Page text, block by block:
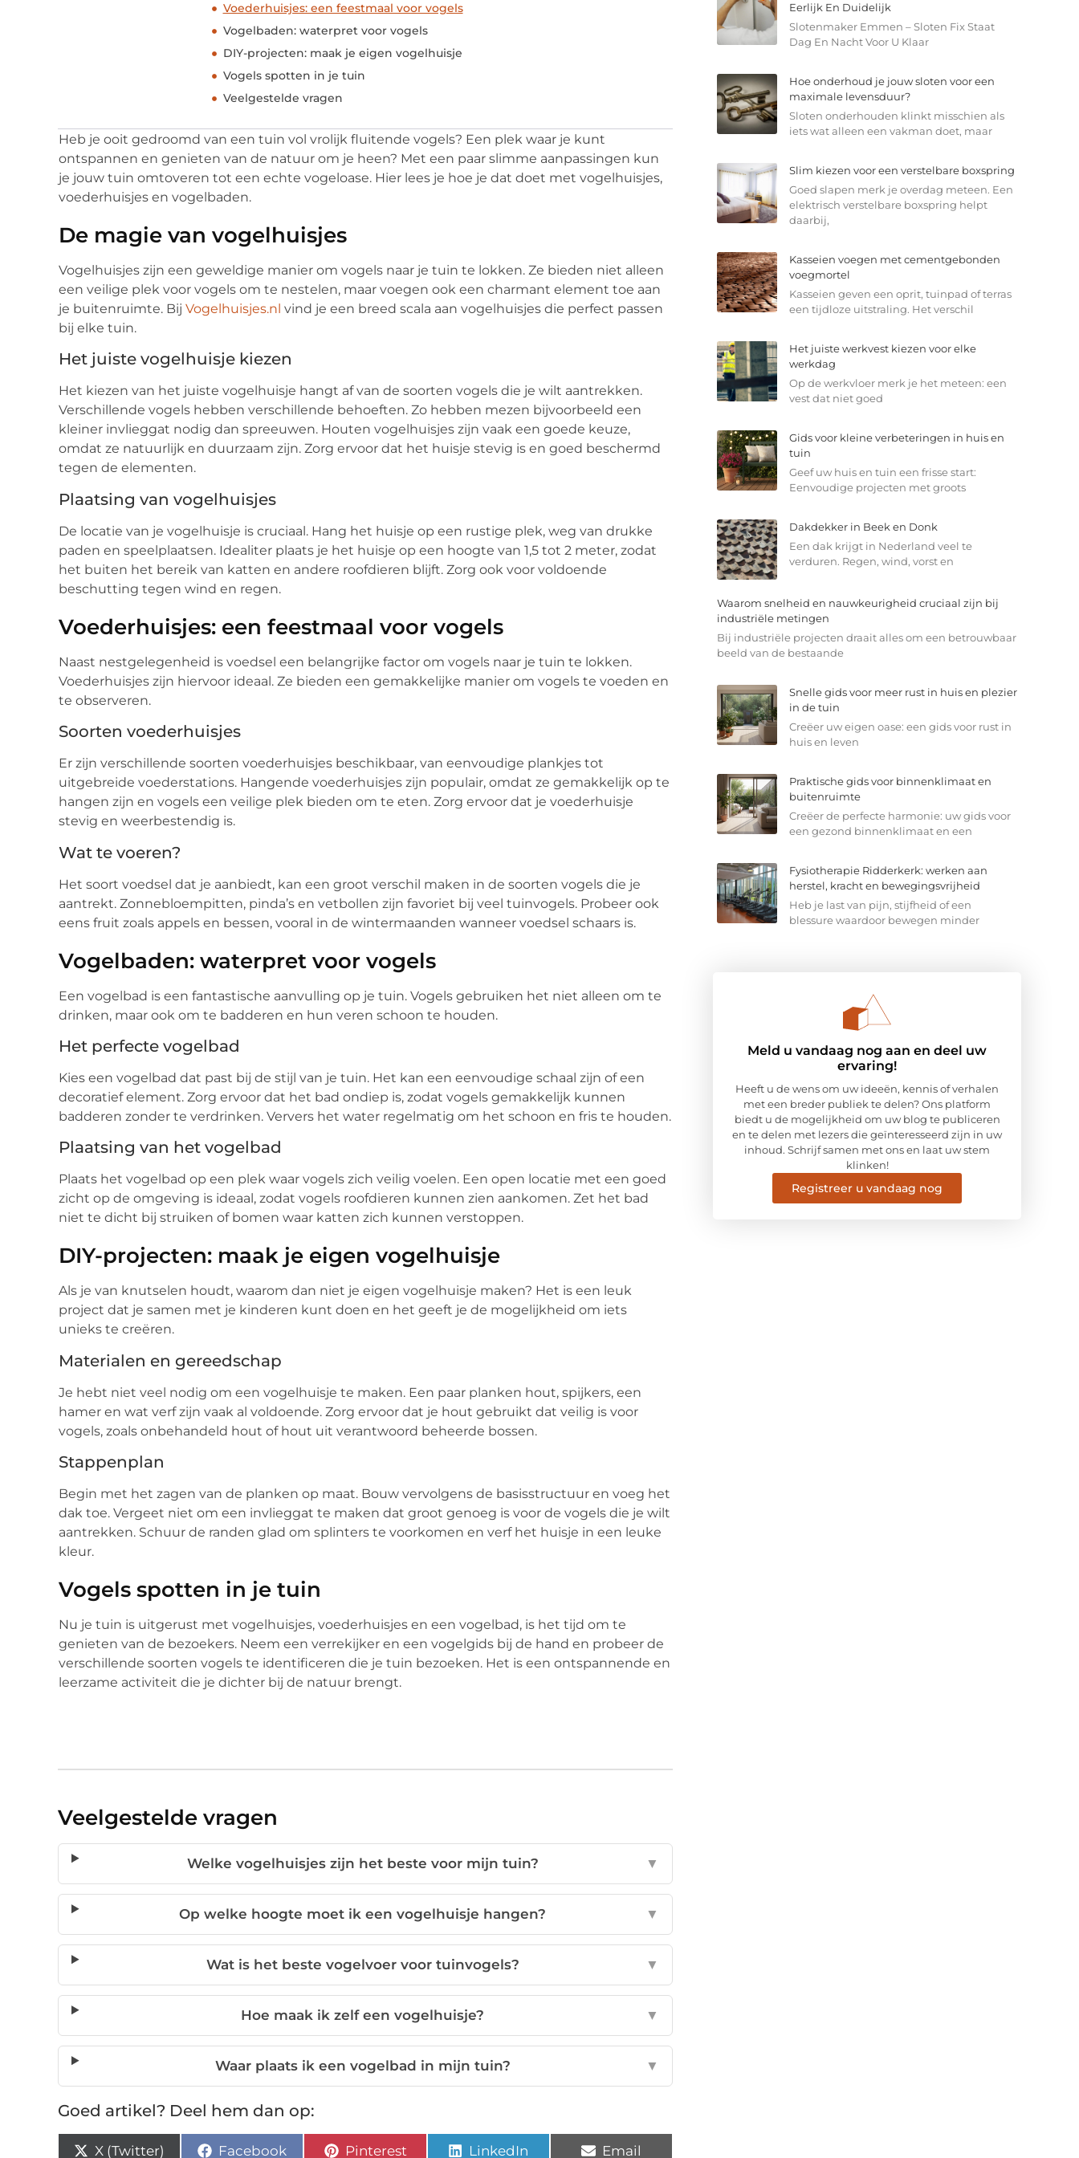
Voederhuisjes: een feestmaal voor vogels
Vogelbaden: waterpret voor vogels
DIY-projecten: maak je eigen vogelhuisje
Vogels spotten in je tuin
Veelgestelde vragen
Heb je ooit gedroomd van een tuin vol vrolijk fluitende vogels? Een plek waar je kunt
ontspannen en genieten van de natuur om je heen? Met een paar slimme aanpassingen kun
je jouw tuin omtoveren tot een echte vogeloase. Hier lees je hoe je dat doet met vogelhuisjes,
voederhuisjes en vogelbaden.
De magie van vogelhuisjes
Vogelhuisjes zijn een geweldige manier om vogels naar je tuin te lokken. Ze bieden niet alleen
een veilige plek voor vogels om te nestelen, maar voegen ook een charmant element toe aan
je buitenruimte. Bij Vogelhuisjes.nl vind je een breed scala aan vogelhuisjes die perfect passen
bij elke tuin.
Het juiste vogelhuisje kiezen
Het kiezen van het juiste vogelhuisje hangt af van de soorten vogels die je wilt aantrekken.
Verschillende vogels hebben verschillende behoeften. Zo hebben mezen bijvoorbeeld een
kleiner invlieggat nodig dan spreeuwen. Houten vogelhuisjes zijn vaak een goede keuze,
omdat ze natuurlijk en duurzaam zijn. Zorg ervoor dat het huisje stevig is en goed beschermd
tegen de elementen.
Plaatsing van vogelhuisjes
De locatie van je vogelhuisje is cruciaal. Hang het huisje op een rustige plek, weg van drukke
paden en speelplaatsen. Idealiter plaats je het huisje op een hoogte van 1,5 tot 2 meter, zodat
het buiten het bereik van katten en andere roofdieren blijft. Zorg ook voor voldoende
beschutting tegen wind en regen.
Voederhuisjes: een feestmaal voor vogels
Naast nestgelegenheid is voedsel een belangrijke factor om vogels naar je tuin te lokken.
Voederhuisjes zijn hiervoor ideaal. Ze bieden een gemakkelijke manier om vogels te voeden en
te observeren.
Soorten voederhuisjes
Er zijn verschillende soorten voederhuisjes beschikbaar, van eenvoudige plankjes tot
uitgebreide voederstations. Hangende voederhuisjes zijn populair, omdat ze gemakkelijk op te
hangen zijn en vogels een veilige plek bieden om te eten. Zorg ervoor dat je voederhuisje
stevig en weerbestendig is.
Wat te voeren?
Het soort voedsel dat je aanbiedt, kan een groot verschil maken in de soorten vogels die je
aantrekt. Zonnebloempitten, pinda’s en vetbollen zijn favoriet bij veel tuinvogels. Probeer ook
eens fruit zoals appels en bessen, vooral in de wintermaanden wanneer voedsel schaars is.
Vogelbaden: waterpret voor vogels
Een vogelbad is een fantastische aanvulling op je tuin. Vogels gebruiken het niet alleen om te
drinken, maar ook om te badderen en hun veren schoon te houden.
Het perfecte vogelbad
Kies een vogelbad dat past bij de stijl van je tuin. Het kan een eenvoudige schaal zijn of een
decoratief element. Zorg ervoor dat het bad ondiep is, zodat vogels gemakkelijk kunnen
badderen zonder te verdrinken. Ververs het water regelmatig om het schoon en fris te houden.
Plaatsing van het vogelbad
Plaats het vogelbad op een plek waar vogels zich veilig voelen. Een open locatie met een goed
zicht op de omgeving is ideaal, zodat vogels roofdieren kunnen zien aankomen. Zet het bad
niet te dicht bij struiken of bomen waar katten zich kunnen verstoppen.
DIY-projecten: maak je eigen vogelhuisje
Als je van knutselen houdt, waarom dan niet je eigen vogelhuisje maken? Het is een leuk
project dat je samen met je kinderen kunt doen en het geeft je de mogelijkheid om iets
unieks te creëren.
Materialen en gereedschap
Je hebt niet veel nodig om een vogelhuisje te maken. Een paar planken hout, spijkers, een
hamer en wat verf zijn vaak al voldoende. Zorg ervoor dat je hout gebruikt dat veilig is voor
vogels, zoals onbehandeld hout of hout uit verantwoord beheerde bossen.
Stappenplan
Begin met het zagen van de planken op maat. Bouw vervolgens de basisstructuur en voeg het
dak toe. Vergeet niet om een invlieggat te maken dat groot genoeg is voor de vogels die je wilt
aantrekken. Schuur de randen glad om splinters te voorkomen en verf het huisje in een leuke
kleur.
Vogels spotten in je tuin
Nu je tuin is uitgerust met vogelhuisjes, voederhuisjes en een vogelbad, is het tijd om te
genieten van de bezoekers. Neem een verrekijker en een vogelgids bij de hand en probeer de
verschillende soorten vogels te identificeren die je tuin bezoeken. Het is een ontspannende en
leerzame activiteit die je dichter bij de natuur brengt.
Veelgestelde vragen
Welke vogelhuisjes zijn het beste voor mijn tuin? ▼
Op welke hoogte moet ik een vogelhuisje hangen? ▼
Wat is het beste vogelvoer voor tuinvogels? ▼
Hoe maak ik zelf een vogelhuisje? ▼
Waar plaats ik een vogelbad in mijn tuin? ▼
Goed artikel? Deel hem dan op:
X (Twitter) Facebook Pinterest LinkedIn Email
Eerlijk En Duidelijk
Slotenmaker Emmen – Sloten Fix Staat
Dag En Nacht Voor U Klaar
Hoe onderhoud je jouw sloten voor een
maximale levensduur?
Sloten onderhouden klinkt misschien als
iets wat alleen een vakman doet, maar
Slim kiezen voor een verstelbare boxspring
Goed slapen merk je overdag meteen. Een
elektrisch verstelbare boxspring helpt
daarbij,
Kasseien voegen met cementgebonden
voegmortel
Kasseien geven een oprit, tuinpad of terras
een tijdloze uitstraling. Het verschil
Het juiste werkvest kiezen voor elke
werkdag
Op de werkvloer merk je het meteen: een
vest dat niet goed
Gids voor kleine verbeteringen in huis en
tuin
Geef uw huis en tuin een frisse start:
Eenvoudige projecten met groots
Dakdekker in Beek en Donk
Een dak krijgt in Nederland veel te
verduren. Regen, wind, vorst en
Waarom snelheid en nauwkeurigheid cruciaal zijn bij
industriële metingen
Bij industriële projecten draait alles om een betrouwbaar
beeld van de bestaande
Snelle gids voor meer rust in huis en plezier
in de tuin
Creëer uw eigen oase: een gids voor rust in
huis en leven
Praktische gids voor binnenklimaat en
buitenruimte
Creëer de perfecte harmonie: uw gids voor
een gezond binnenklimaat en een
Fysiotherapie Ridderkerk: werken aan
herstel, kracht en bewegingsvrijheid
Heb je last van pijn, stijfheid of een
blessure waardoor bewegen minder
Meld u vandaag nog aan en deel uw
ervaring!
Heeft u de wens om uw ideeën, kennis of verhalen
met een breder publiek te delen? Ons platform
biedt u de mogelijkheid om uw blog te publiceren
en te delen met lezers die geïnteresseerd zijn in uw
inhoud. Schrijf samen met ons en laat uw stem
klinken!
Registreer u vandaag nog